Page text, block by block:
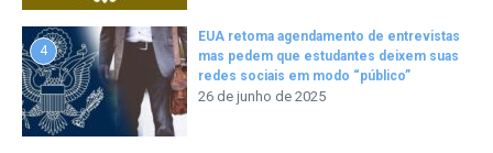
4
EUA retoma agendamento de entrevistas
mas pedem que estudantes deixem suas
redes sociais em modo “público”
26 de junho de 2025